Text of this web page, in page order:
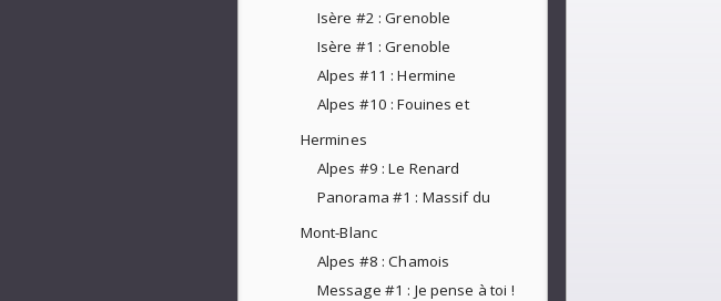
Isère #2 : Grenoble
Isère #1 : Grenoble
Alpes #11 : Hermine
Alpes #10 : Fouines et
Hermines
Alpes #9 : Le Renard
Panorama #1 : Massif du
Mont-Blanc
Alpes #8 : Chamois
Message #1 : Je pense à toi !